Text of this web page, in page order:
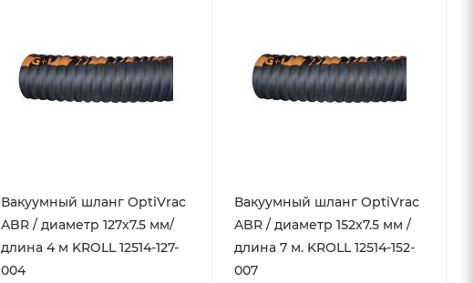
Вакуумный шланг OptiVrac
ABR / диаметр 127х7.5 мм/
длина 4 м KROLL 12514-127-
004
Вакуумный шланг OptiVrac
ABR / диаметр 152х7.5 мм /
длина 7 м. KROLL 12514-152-
007